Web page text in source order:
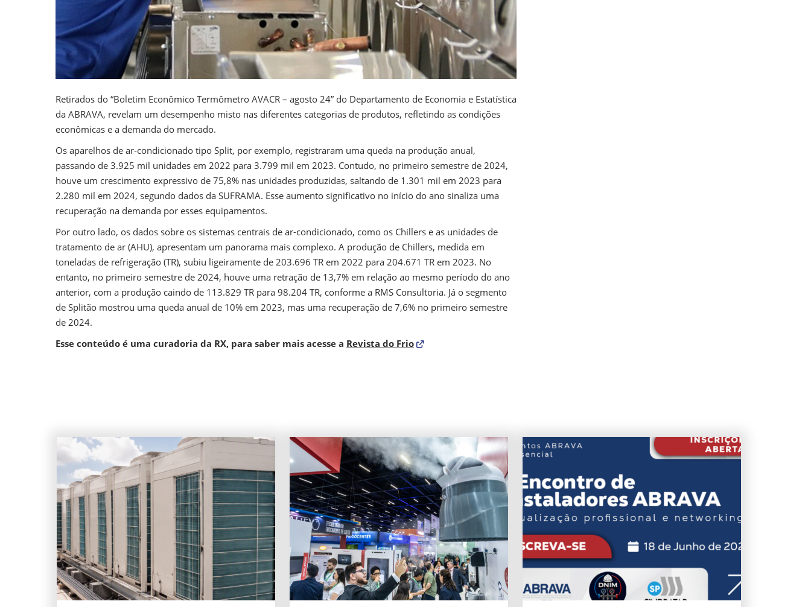
Retirados do “Boletim Econômico Termômetro AVACR – agosto 24” do Departamento de Economia e Estatística
da ABRAVA, revelam um desempenho misto nas diferentes categorias de produtos, refletindo as condições
econômicas e a demanda do mercado.
Os aparelhos de ar-condicionado tipo Split, por exemplo, registraram uma queda na produção anual,
passando de 3.925 mil unidades em 2022 para 3.799 mil em 2023. Contudo, no primeiro semestre de 2024,
houve um crescimento expressivo de 75,8% nas unidades produzidas, saltando de 1.301 mil em 2023 para
2.280 mil em 2024, segundo dados da SUFRAMA. Esse aumento significativo no início do ano sinaliza uma
recuperação na demanda por esses equipamentos.
Por outro lado, os dados sobre os sistemas centrais de ar-condicionado, como os Chillers e as unidades de
tratamento de ar (AHU), apresentam um panorama mais complexo. A produção de Chillers, medida em
toneladas de refrigeração (TR), subiu ligeiramente de 203.696 TR em 2022 para 204.671 TR em 2023. No
entanto, no primeiro semestre de 2024, houve uma retração de 13,7% em relação ao mesmo período do ano
anterior, com a produção caindo de 113.829 TR para 98.204 TR, conforme a RMS Consultoria. Já o segmento
de Splitão mostrou uma queda anual de 10% em 2023, mas uma recuperação de 7,6% no primeiro semestre
de 2024.
Esse conteúdo é uma curadoria da RX, para saber mais acesse a Revista do Frio